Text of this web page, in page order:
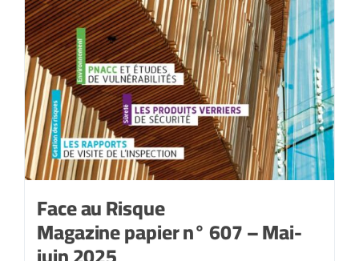
Face au Risque
Magazine papier n° 607 – Mai-